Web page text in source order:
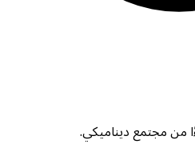
من مجتمع ديناميكي.